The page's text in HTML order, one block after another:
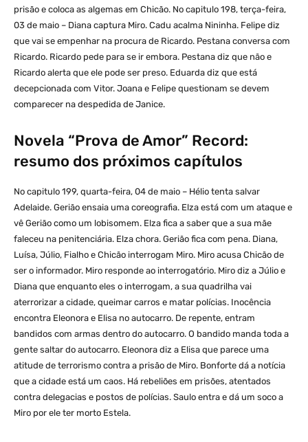
prisão e coloca as algemas em Chicão. No capitulo 198, terça-feira,
03 de maio – Diana captura Miro. Cadu acalma Nininha. Felipe diz
que vai se empenhar na procura de Ricardo. Pestana conversa com
Ricardo. Ricardo pede para se ir embora. Pestana diz que não e
Ricardo alerta que ele pode ser preso. Eduarda diz que está
decepcionada com Vitor. Joana e Felipe questionam se devem
comparecer na despedida de Janice.
Novela “Prova de Amor” Record:
resumo dos próximos capítulos
No capitulo 199, quarta-feira, 04 de maio – Hélio tenta salvar
Adelaide. Gerião ensaia uma coreografia. Elza está com um ataque e
vê Gerião como um lobisomem. Elza fica a saber que a sua mãe
faleceu na penitenciária. Elza chora. Gerião fica com pena. Diana,
Luísa, Júlio, Fialho e Chicão interrogam Miro. Miro acusa Chicão de
ser o informador. Miro responde ao interrogatório. Miro diz a Júlio e
Diana que enquanto eles o interrogam, a sua quadrilha vai
aterrorizar a cidade, queimar carros e matar polícias. Inocência
encontra Eleonora e Elisa no autocarro. De repente, entram
bandidos com armas dentro do autocarro. O bandido manda toda a
gente saltar do autocarro. Eleonora diz a Elisa que parece uma
atitude de terrorismo contra a prisão de Miro. Bonforte dá a notícia
que a cidade está um caos. Há rebeliões em prisões, atentados
contra delegacias e postos de polícias. Saulo entra e dá um soco a
Miro por ele ter morto Estela.